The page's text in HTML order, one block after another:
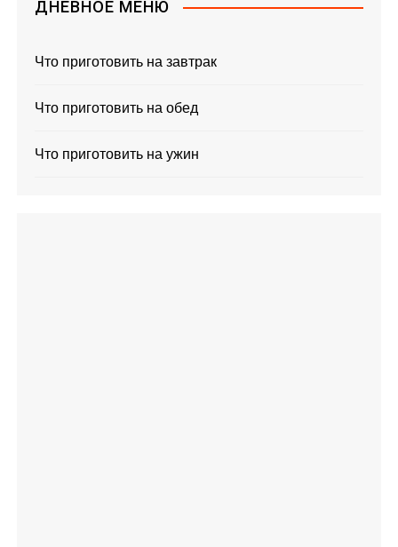
ДНЕВНОЕ МЕНЮ
Что приготовить на завтрак
Что приготовить на обед
Что приготовить на ужин